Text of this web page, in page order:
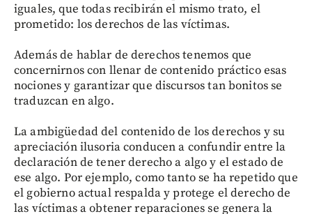
iguales, que todas recibirán el mismo trato, el
prometido: los derechos de las víctimas.
Además de hablar de derechos tenemos que
concernirnos con llenar de contenido práctico esas
nociones y garantizar que discursos tan bonitos se
traduzcan en algo.
La ambigüedad del contenido de los derechos y su
apreciación ilusoria conducen a confundir entre la
declaración de tener derecho a algo y el estado de
ese algo. Por ejemplo, como tanto se ha repetido que
el gobierno actual respalda y protege el derecho de
las víctimas a obtener reparaciones se genera la